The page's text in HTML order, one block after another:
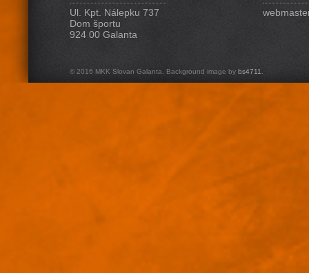
Ul. Kpt. Nálepku 737
Dom športu
924 00 Galanta
© 2016 MKK Slovan Galanta. Background image by bs4711